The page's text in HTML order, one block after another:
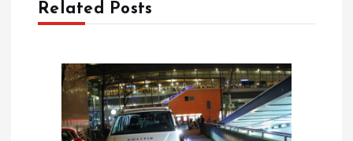
vRelated Posts